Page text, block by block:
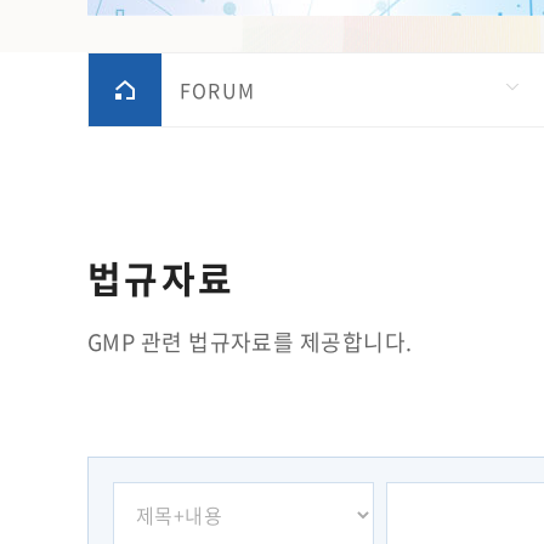
FORUM
법규자료
GMP 관련 법규자료를 제공합니다.